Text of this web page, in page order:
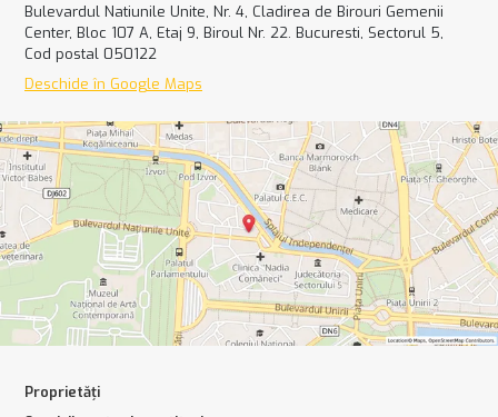
Bulevardul Natiunile Unite, Nr. 4, Cladirea de Birouri Gemenii
Center, Bloc 107 A, Etaj 9, Biroul Nr. 22. Bucuresti, Sectorul 5,
Cod postal 050122
Deschide în Google Maps
Proprietăți